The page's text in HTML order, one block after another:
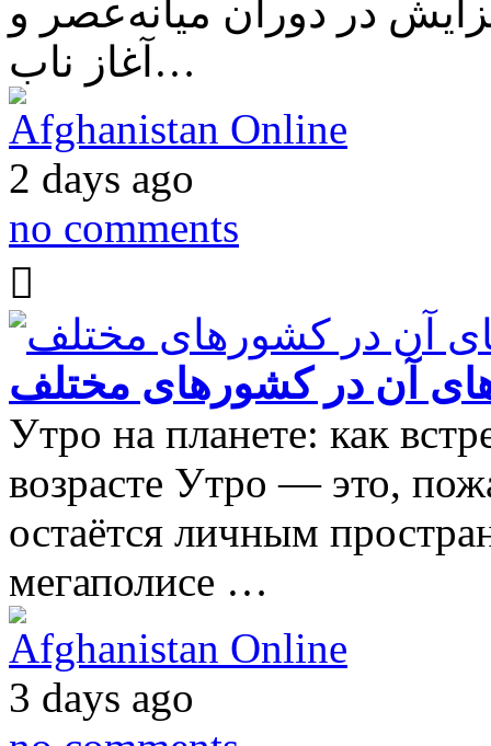
در دوران میانه‌عصر و
آغاز ناب…
Afghanistan Online
2 days ago
no comments
آن در کشورهای مختلف
Утро на планете: как
возрасте Утро — это,
остаётся личным
мегаполисе …
Afghanistan Online
3 days ago